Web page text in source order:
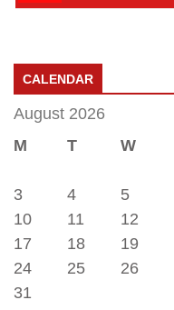
CALENDAR
August 2026
M
T W
3
4 5
10
11 12
17
18 19
24
25 26
31